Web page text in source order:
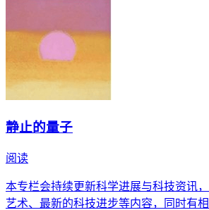
静止的量子
阅读
本专栏会持续更新科学进展与科技资讯
艺术、最新的科技进步等内容，同时有